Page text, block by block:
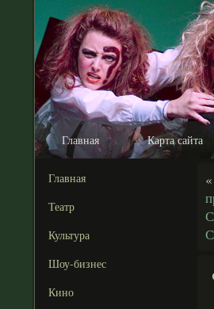
Главная Карта сайта
Главная
Театр
Культура
Шоу-бизнес
Кино
«